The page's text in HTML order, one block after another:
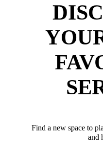
Find a new space to
and